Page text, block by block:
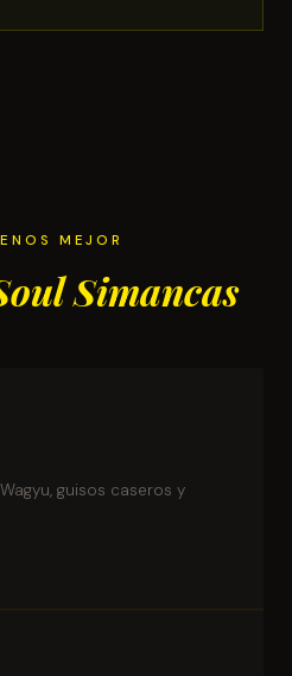
MEJOR
Simancas
guisos caseros y